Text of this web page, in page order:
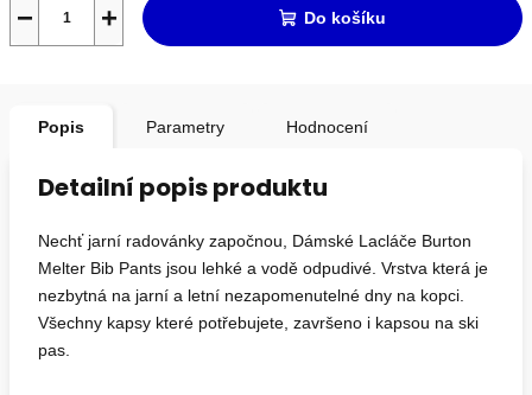
+
− Do košíku
Popis Parametry Hodnocení
Detailní popis produktu
Nechť jarní radovánky započnou, Dámské Lacláče Burton
Melter Bib Pants jsou lehké a vodě odpudivé. Vrstva která je
nezbytná na jarní a letní nezapomenutelné dny na kopci.
Všechny kapsy které potřebujete, završeno i kapsou na ski
pas.